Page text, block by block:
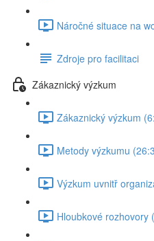
Náročné situace na
Zdroje pro facilitaci
Zákaznický výzkum
Zákaznický výzkum
Metody výzkumu
Výzkum uvnitř
Hloubkové rozhovory